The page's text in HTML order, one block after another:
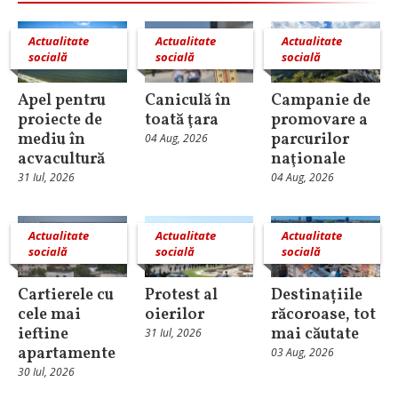
Actualitate
socială
Apel pentru
proiecte de
mediu în
acvacultură
31 Iul, 2026
Actualitate
socială
Caniculă în
toată ţara
04 Aug, 2026
Actualitate
socială
Campanie de
promovare a
parcurilor
naţionale
04 Aug, 2026
Actualitate
socială
Cartierele cu
cele mai
ieftine
apartamente
30 Iul, 2026
Actualitate
socială
Protest al
oierilor
31 Iul, 2026
Actualitate
socială
Destinațiile
răcoroase, tot
mai căutate
03 Aug, 2026